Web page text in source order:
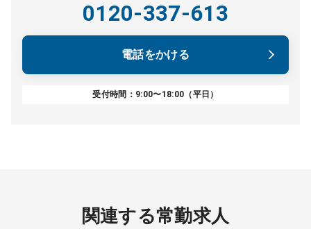
0120-337-613
電話をかける
受付時間：9:00〜18:00（平日）
関連する常勤求人